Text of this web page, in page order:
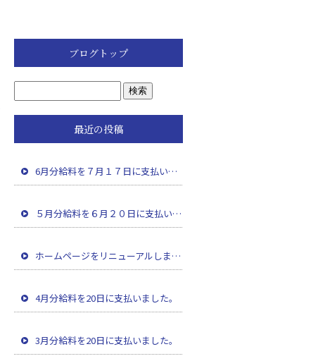
ブログトップ
最近の投稿
6月分給料を７月１７日に支払いました。
５月分給料を６月２０日に支払いました。
ホームページをリニューアルしました。
4月分給料を20日に支払いました。
3月分給料を20日に支払いました。